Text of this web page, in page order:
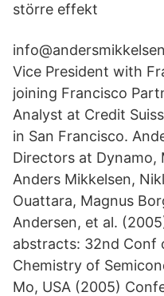
större effekt
Vice President with
joining Francisco
Analyst at Credit
in San Francisco.
Directors at Dynamo,
Anders Mikkelsen,
Ouattara, Magnus
Andersen, et al.
abstracts: 32nd Conf
Chemistry of
Mo, USA (2005)